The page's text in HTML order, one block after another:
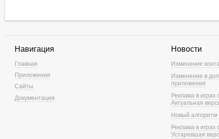
Навигация
Главная
Приложения
Сайты
Документация
Новости
Изменение
Изменение в
приложения
Реклама в
Актуальная
Новый алгоритм
Реклама в
Устаревшая